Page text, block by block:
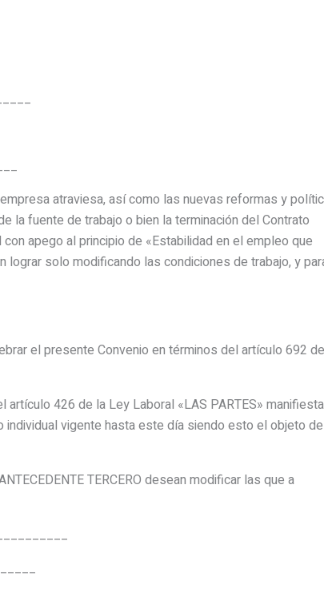
atraviesa, así como las nuevas reformas y
la fuente de trabajo o bien la terminación del Contrato
apego al principio de «Estabilidad en el empleo que
solo modificando las condiciones de trabajo, y
el presente Convenio en términos del artículo 692
artículo 426 de la Ley Laboral «LAS PARTES»
vigente hasta este día siendo esto el objeto
TERCERO desean modificar las que a